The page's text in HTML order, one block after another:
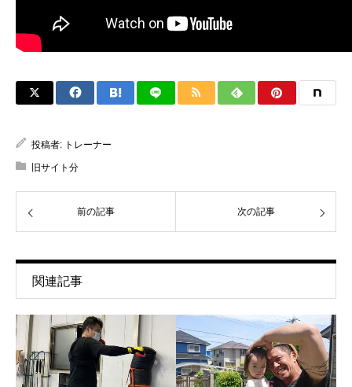
投稿者: トレーナー
旧サイト分
前の記事 次の記事
関連記事